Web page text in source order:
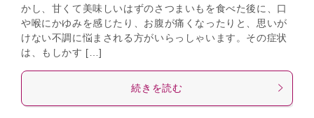
かし、甘くて美味しいはずのさつまいもを食べた後に、口
や喉にかゆみを感じたり、お腹が痛くなったりと、思いが
けない不調に悩まされる方がいらっしゃいます。その症状
は、もしかす […]
続きを読む